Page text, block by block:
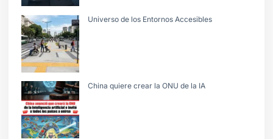
Universo de los Entornos Accesibles
China quiere crear la ONU de la IA